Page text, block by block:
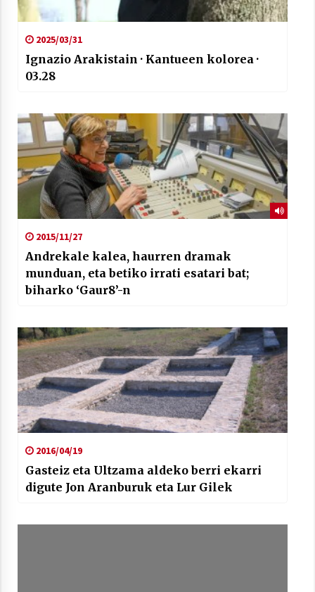
Arrosaren laburpen bideoa Hamaika
2025/03/31
Ignazio Arakistain · Kantueen kolorea ·
03.28
2015/11/27
Andrekale kalea, haurren dramak
munduan, eta betiko irrati esatari bat;
biharko ‘Gaur8’-n
2016/04/19
Gasteiz eta Ultzama aldeko berri ekarri
digute Jon Aranburuk eta Lur Gilek